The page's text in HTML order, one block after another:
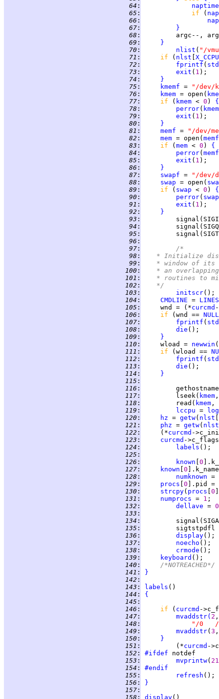
  64
:
naptime
  65
: if (
  66
:
  67
:
}
  68
:
  69
:
}
  70
: nlist ( "/
  71
: if ( nlst X_CCPU
  72
: fprintf (
  73
: exit ( 1
  74
:
}
  75
: kmemf =
"/dev/
  76
: kmem = open(
  77
: if ( kmem < 0 ) {
  78
: perror(
  79
: exit ( 1
  80
:
}
  81
: memf =
"/dev/
  82
: mem = open( memf
  83
: if ( mem < 0 ) {
  84
: perror( memf
  85
: exit ( 1
  86
:
}
  87
: swapf =
"/dev/
  88
: swap = open(
  89
: if ( swap < 0 ) {
  90
: perror(
  91
: exit ( 1
  92
:
}
  93
:
  94
:
  95
:
  96
:
  97
:
/*
  98
:
* Initialize
  99
:
* window of
100 :
* an
101 :
* routines to
102 :
	 */
103 : initscr
104 : CMDLINE = LINES
105 :
     wnd = (*
curcmd
106 : if (wnd == NULL
107 : fprintf (
108 : die
109 :
}
110 :
     wload =
newwin (
111 : if (wload ==
112 : fprintf (
113 : die
114 :
}
115 :
116 :
117 :
         lseek(
kmem
118 :
         read(
kmem ,
119 : lccpu =
log
120 : hz = getw( nlst
121 : phz = getw( nlst
122 :
     (*
curcmd
123 : curcmd -
124 : labels
125 :
126 : known 0
127 : known 0
128 : numknown =
129 : procs 0 ].pid =
130 : strcpy( procs 0
131 : numprocs = 1
132 : dellave =
133 :
134 :
135 :
136 : display
137 : noecho
138 : crmode
139 : keyboard
140 :
/*NOTREACHED*/
141 :
}
142 :
143 : labels
144 :
{
145 :
146 : if ( curcmd -
147 : mvaddstr( 2
148 :
"/0
149 : mvaddstr( 3
150 :
}
151 :
         (*
curcmd
152 : #ifdef
153 : mvprintw( 21
154 :
#endif
155 : refresh
156 :
}
157 :
158 : display